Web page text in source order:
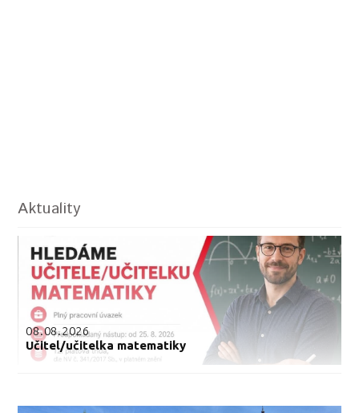
Aktuality
08.08.2026
Učitel/učitelka matematiky